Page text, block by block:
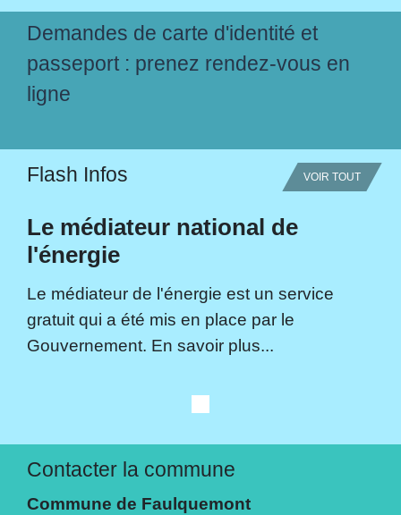
Demandes de carte d'identité et
passeport : prenez rendez-vous en
ligne
Flash Infos VOIR TOUT
Le médiateur national de
l'énergie
Le médiateur de l'énergie est un service
gratuit qui a été mis en place par le
Gouvernement. En savoir plus...
Contacter la commune
Commune de Faulquemont